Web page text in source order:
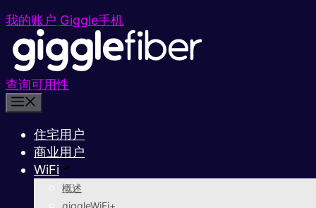
我的账户 Giggle手机
查询可用性
住宅用户
商业用户
WiFi
概述
giggleWiFi+